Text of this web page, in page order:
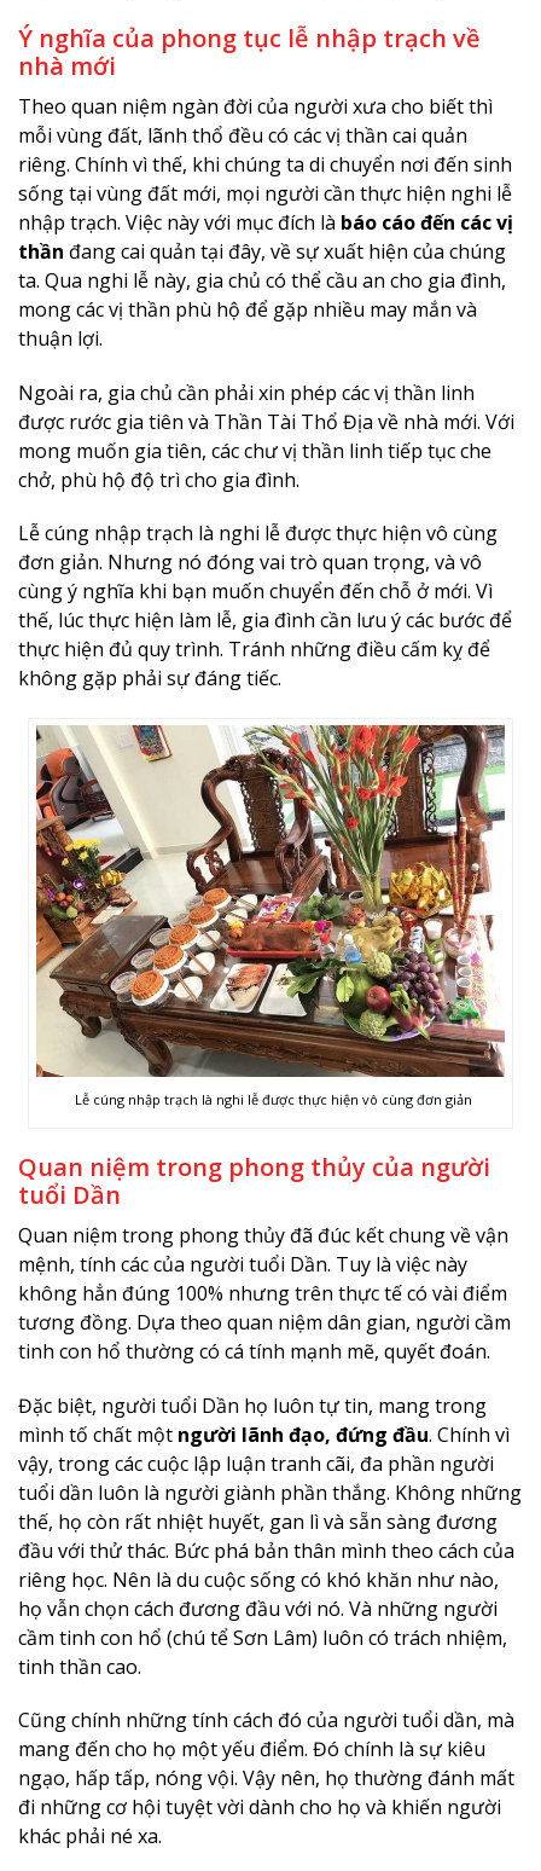
Ý nghĩa của phong tục lễ nhập trạch về
nhà mới
Theo quan niệm ngàn đời của người xưa cho biết thì
mỗi vùng đất, lãnh thổ đều có các vị thần cai quản
riêng. Chính vì thế, khi chúng ta di chuyển nơi đến sinh
sống tại vùng đất mới, mọi người cần thực hiện nghi lễ
nhập trạch. Việc này với mục đích là báo cáo đến các vị
thần đang cai quản tại đây, về sự xuất hiện của chúng
ta. Qua nghi lễ này, gia chủ có thể cầu an cho gia đình,
mong các vị thần phù hộ để gặp nhiều may mắn và
thuận lợi.
Ngoài ra, gia chủ cần phải xin phép các vị thần linh
được rước gia tiên và Thần Tài Thổ Địa về nhà mới. Với
mong muốn gia tiên, các chư vị thần linh tiếp tục che
chở, phù hộ độ trì cho gia đình.
Lễ cúng nhập trạch là nghi lễ được thực hiện vô cùng
đơn giản. Nhưng nó đóng vai trò quan trọng, và vô
cùng ý nghĩa khi bạn muốn chuyển đến chỗ ở mới. Vì
thế, lúc thực hiện làm lễ, gia đình cần lưu ý các bước để
thực hiện đủ quy trình. Tránh những điều cấm kỵ để
không gặp phải sự đáng tiếc.
Lễ cúng nhập trạch là nghi lễ được thực hiện vô cùng đơn giản
Quan niệm trong phong thủy của người
tuổi Dần
Quan niệm trong phong thủy đã đúc kết chung về vận
mệnh, tính các của người tuổi Dần. Tuy là việc này
không hẳn đúng 100% nhưng trên thực tế có vài điểm
tương đồng. Dựa theo quan niệm dân gian, người cầm
tinh con hổ thường có cá tính mạnh mẽ, quyết đoán.
Đặc biệt, người tuổi Dần họ luôn tự tin, mang trong
mình tố chất một người lãnh đạo, đứng đầu. Chính vì
vậy, trong các cuộc lập luận tranh cãi, đa phần người
tuổi dần luôn là người giành phần thắng. Không những
thế, họ còn rất nhiệt huyết, gan lì và sẵn sàng đương
đầu với thử thác. Bức phá bản thân mình theo cách của
riêng học. Nên là du cuộc sống có khó khăn như nào,
họ vẫn chọn cách đương đầu với nó. Và những người
cầm tinh con hổ (chú tể Sơn Lâm) luôn có trách nhiệm,
tinh thần cao.
Cũng chính những tính cách đó của người tuổi dần, mà
mang đến cho họ một yếu điểm. Đó chính là sự kiêu
ngạo, hấp tấp, nóng vội. Vậy nên, họ thường đánh mất
đi những cơ hội tuyệt vời dành cho họ và khiến người
khác phải né xa.